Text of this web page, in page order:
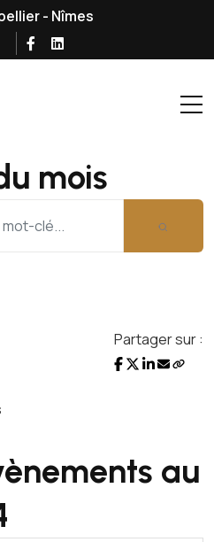
- Nîmes
mois
Partager sur :
au